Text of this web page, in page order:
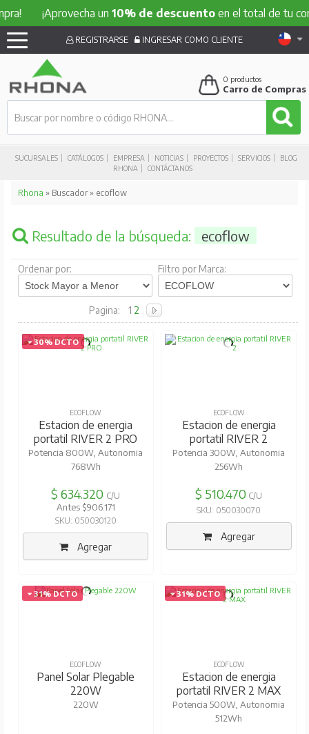
¡Aprovecha un10% de descuentoen el total de tu
SUCURSALES CATÁLOGOS EMPRESA NOTICIAS PROYECTOS SERVICIOS
BLOG
RHONA
CONTÁCTANOS
REGISTRARSE INGRESAR COMO CLIENTE
0 productos
Carro de Compras
Rhona » Buscador » ecoflow
Resultado de la búsqueda: ecoflow
Ordenar por: Filtro por Marca:
Pagina: 1 2
30% DCTO
ECOFLOW
Estacion de energia
portatil RIVER 2 PRO
Potencia 800W, Autonomia
768Wh
$ 634.320 C/U
Antes $906.171
SKU: 050030120
Agregar
ECOFLOW
Estacion de energia
portatil RIVER 2
Potencia 300W, Autonomia
256Wh
$ 510.470 C/U
SKU: 050030070
Agregar
31% DCTO
ECOFLOW
Panel Solar Plegable
220W
220W
31% DCTO
ECOFLOW
Estacion de energia
portatil RIVER 2 MAX
Potencia 500W, Autonomia
512Wh